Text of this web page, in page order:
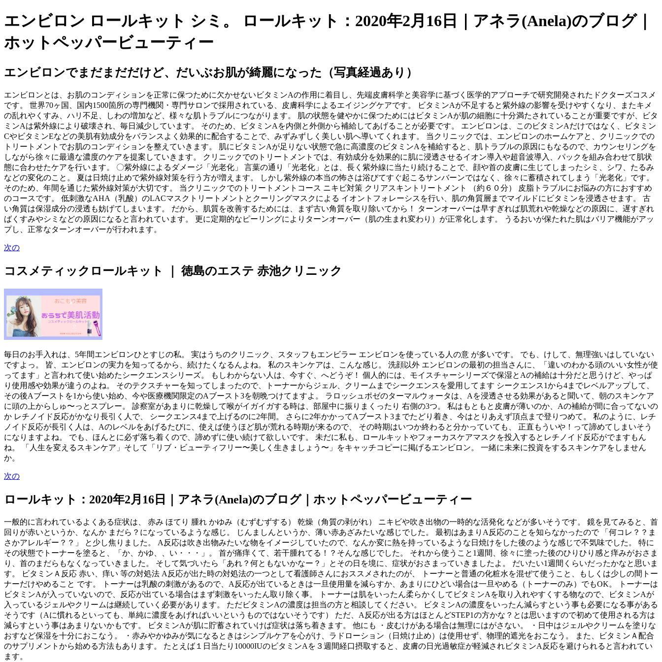
エンビロン ロールキット シミ。 ロールキット：2020年2月16日｜アネラ(Anela)のブログ｜
ホットペッパービューティー
エンビロンでまだまだだけど、だいぶお肌が綺麗になった（写真経過あり）
エンビロンとは、お肌のコンディションを正常に保つために欠かせないビタミンAの作用に着目し、先端皮膚科学と美容学に基づく医学的アプローチで研究開発されたドクターズコスメ
です。 世界70ヶ国、国内1500箇所の専門機関・専門サロンで採用されている、皮膚科学によるエイジングケアです。 ビタミンAが不足すると紫外線の影響を受けやすくなり、またキメ
の乱れやくすみ、ハリ不足、しわの増加など、様々な肌トラブルにつながります。 肌の状態を健やかに保つためにはビタミンAが肌の細胞に十分満たされていることが重要ですが、ビタ
ミンAは紫外線により破壊され、毎日減少しています。 そのため、ビタミンAを内側と外側から補給してあげることが必要です。 エンビロンは、このビタミンAだけではなく、ビタミン
CやビタミンEなどの美肌有効成分をバランスよく効果的に配合することで、みずみずしく美しい肌へ導いてくれます。 当クリニックでは、エンビロンのホームケアと、クリニックでの
トリートメントでお肌のコンディションを整えていきます。 肌にビタミンAが足りない状態で急に高濃度のビタミンAを補給すると、肌トラブルの原因にもなるので、カウンセリングを
しながら徐々に最適な濃度のケアを提案していきます。 クリニックでのトリートメントでは、有効成分を効果的に肌に浸透させるイオン導入や超音波導入、パックを組み合わせて肌状
態に合わせたケアを行います。 〇紫外線によるダメージ「光老化」 言葉の通り「光老化」とは、長く紫外線に当たり続けることで、顔や首の皮膚に生じてしまったシミ、シワ、たるみ
などの変化のこと。 夏は日焼け止めで紫外線対策を行う方が増えます。 しかし紫外線の本当の怖さは浴びてすぐ起こるサンバーンではなく、徐々に蓄積されてしまう「光老化」です。
そのため、年間を通じた紫外線対策が大切です。 当クリニックでのトリートメントコース ニキビ対策 クリアスキントリートメント （約６０分） 皮脂トラブルにお悩みの方におすすめ
のコースです。 低刺激なAHA（乳酸）のLACマスクトリートメントとクーリングマスクによる イオントフォレーシスを行い、肌の角質層までマイルドにビタミンを浸透させます。 古
い角質は保湿成分の浸透も妨げてしまいます。 だから、肌質を改善するためには、まず古い角質を取り除いてから！ ターンオーバーは早すぎれば肌荒れや乾燥などの原因に、遅すぎれ
ばくすみやシミなどの原因になると言われています。 更に定期的なピーリングによりターンオーバー（肌の生まれ変わり）が正常化します。 うるおいが保たれた肌はバリア機能がアッ
プし、正常なターンオーバーが行われます。
次の
コスメティックロールキット ｜ 徳島のエステ 赤池クリニック
毎日のお手入れは、5年間エンビロンひとすじの私。 実はうちのクリニック、スタッフもエンビラー エンビロンを使っている人の意 が多いです。 でも、けして、無理強いはしていない
ですよっ。 皆、エンビロンの実力を知ってるから、続けたくなるんよね。 私のスキンケアは、こんな感じ。 洗顔以外 エンビロンの最初の担当さんに、「違いのわかる頭のいい女性が使
ってます」と言われて使い始めたシークエンスシリーズ。 もしわからない人は、今すぐ、へどうぞ！ 個人的には、モイスチャーシリーズで保湿とAの補給は十分だと思うけど、やっぱ
り使用感や効果が違うのよね。 そのテクスチャーを知ってしまったので、トーナーからジェル、クリームまでシークエンスを愛用してます シークエンス1から4までレベルアップして、
その後Aブーストを1から使い始め、今や医療機関限定のAブースト3を朝晩つけてますよ。 ラロッシュポゼのターマルウォータは、Aを浸透させる効果があると聞いて、朝のスキンケア
に頭の上からしゅ〜っとスプレー。 診察室があまりに乾燥して喉がイガイガする時は、部屋中に振りまくったり 右側の3つ。 私はもともと皮膚が薄いのか、Aの補給が間に合ってないの
か レチノイド反応がかなり長引く人で、 シークエンス4まで上げるのに2年間。 さらに2年かかってAブースト3までたどり着き、今はとりあえず頂点まで登りつめて。 私のように、レチ
ノイド反応が長引く人は、Aのレベルをあげるたびに、使えば使うほど肌が荒れる時期が来るので、 その時期はいつか終わると分かっていても、 正直もういや！って諦めてしまいそう
になりますよね。 でも、ほんとに必ず落ち着くので、諦めずに使い続けて欲しいです。 未だに私も、ロールキットやフォーカスケアマスクを投入するとレチノイド反応がでますもん
ね。 「人生を変えるスキンケア」そして「リブ・ビューティフリー〜美しく生きましょう〜」をキャッチコピーに掲げるエンビロン。 一緒に未来に投資をするスキンケアをしません
か。
次の
ロールキット：2020年2月16日｜アネラ(Anela)のブログ｜ホットペッパービューティー
一般的に言われているよくある症状は、 赤み ほてり 腫れ かゆみ（むずむずする） 乾燥（角質の剥がれ） ニキビや吹き出物の一時的な活発化 などが多いそうです。 鏡を見てみると、首
回りが赤いというか、なんか まだら？になっているような感じ。 じんましんというか、薄い赤あざみたいな感じでした。 最初はあまりA反応のことを知らなかったので 「何コレ？？ま
さかアレルギー？？」 と少し焦りました。 A反応は吹き出物みたいな物をイメージしていたので、なんか変に熱を持っているような日焼けをした後のような感じで不気味でした。 特に
その状態でトーナーを塗ると、「か、かゆ、、い・・・」。 首が痛痒くて、若干腫れてる！？そんな感じでした。 それから使うこと1週間、徐々に塗った後のひりひり感と痒みがおさま
り、首のまだらもなくなっていきました。 そして気づいたら「あれ？何ともないかなー？」とその日を境に、症状がおさまっていきましたよ。 だいたい1週間くらいだったかなと思いま
す。 ビタミンＡ反応 赤い、痒い 等の対処法 A反応が出た時の対処法の一つとして看護師さんにおススメされたのが、 トーナーと普通の化粧水を混ぜて使うこと、もしくは少しの間トー
ナーだけやめること です。 トーナーは乳酸の刺激があるので、A反応が出ているときは一旦使用量を減らすか、あまりにひどい場合は一旦やめる（トーナーのみ）でもOK。 トーナーは
ビタミンAが入っていないので、反応が出ている場合はまず刺激をいったん取り除く事。 トーナーは肌をいったん柔らかくしてビタミンAを取り入れやすくする物なので、ビタミンAが
入っているジェルやクリームは継続していく必要があります。 ただビタミンAの濃度は担当の方と相談してください。 ビタミンAの濃度をいったん減らすという事も必要になる事がある
そうです（Aに慣れるといっても、単純に濃度をあげればいいというものではないそうです） ただ、A反応が出る方はほとんどSTEP1の方かな？とは思いますので初めて使用される方は
減らすという事はあまりないかもです。 ビタミンAが肌に貯蓄されていけば症状は落ち着きます。 他にも ・皮むけがある場合は無理にはがさない。 ・日中はジェルやクリームを塗りな
おすなど保湿を十分におこなう。 ・赤みやかゆみが気になるときはシンプルケアを心がけ、ラドローション（日焼け止め）は使用せず、物理的遮光をおこなう。 また、ビタミンＡ配合
のサプリメントから始める方法もあります。 たとえば１日当たり10000IUのビタミンAを３週間経口摂取すると、皮膚の日光過敏症が軽減されビタミンA反応を避けられると言われてい
ます。